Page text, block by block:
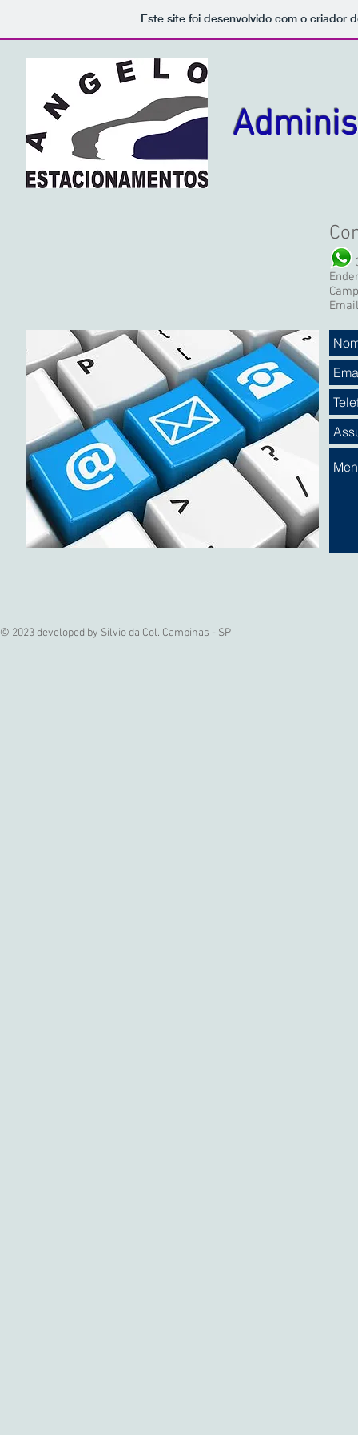
Este site foi desenvolvido com o criador
© 2023 developed by Silvio da Col. Campinas - SP